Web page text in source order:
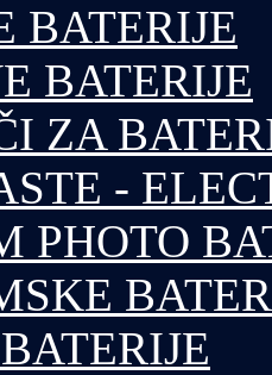
BATERIJE
BATERIJE
ZA
-
PHOTO